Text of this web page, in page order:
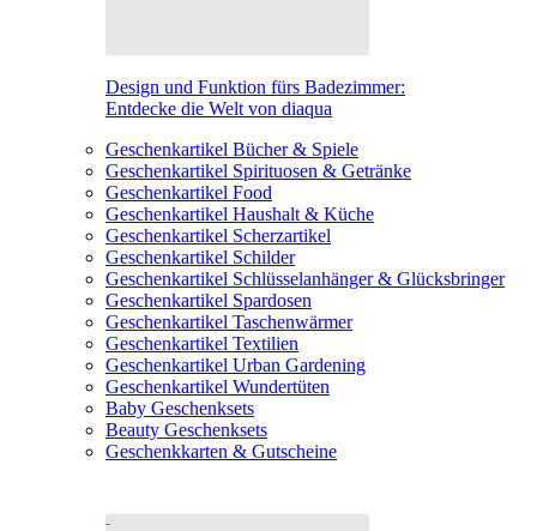
Design und Funktion fürs Badezimmer:
Entdecke die Welt von diaqua
Geschenkartikel Bücher & Spiele
Geschenkartikel Spirituosen & Getränke
Geschenkartikel Food
Geschenkartikel Haushalt & Küche
Geschenkartikel Scherzartikel
Geschenkartikel Schilder
Geschenkartikel Schlüsselanhänger & Glücksbringer
Geschenkartikel Spardosen
Geschenkartikel Taschenwärmer
Geschenkartikel Textilien
Geschenkartikel Urban Gardening
Geschenkartikel Wundertüten
Baby Geschenksets
Beauty Geschenksets
Geschenkkarten & Gutscheine